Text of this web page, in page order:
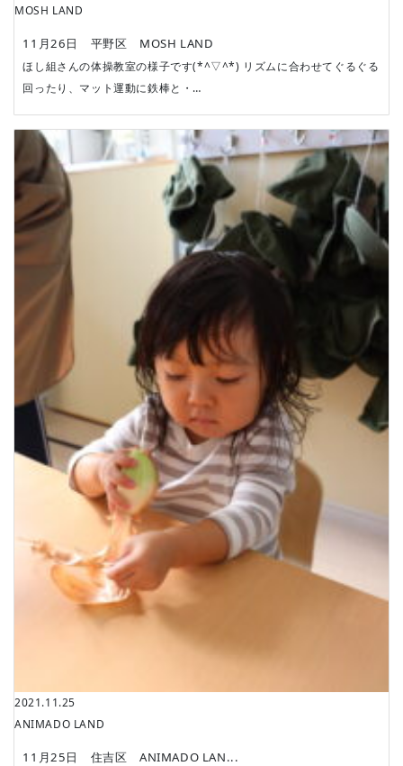
MOSH LAND
11月26日 平野区 MOSH LAND
ほし組さんの体操教室の様子です(*^▽^*) リズムに合わせてぐるぐる
回ったり、マット運動に鉄棒と・…
2021.11.25
ANIMADO LAND
11月25日 住吉区 ANIMADO LAN...